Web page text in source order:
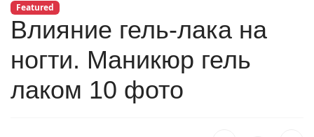
Featured
Влияние гель-лака на
ногти. Маникюр гель
лаком 10 фото